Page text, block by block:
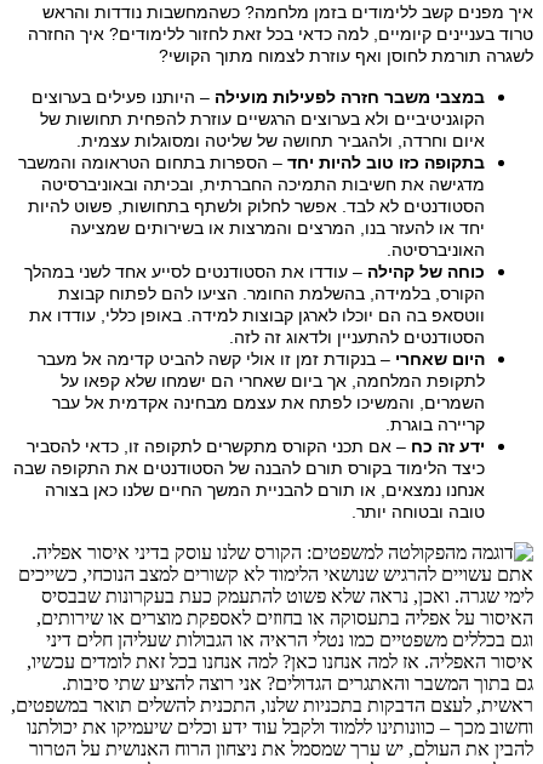
איך מפנים קשב ללימודים בזמן מלחמה? כשהמחשבות נודדות והראש
טרוד בעניינים קיומיים, למה כדאי בכל זאת לחזור ללימודים? איך החזרה
לשגרה תורמת לחוסן ואף עוזרת לצמוח מתוך הקושי?
במצבי משבר חזרה לפעילות מועילה – היותנו פעילים בערוצים
הקוגניטיביים ולא בערוצים הרגשיים עוזרת להפחית תחושות של
איום וחרדה, ולהגביר תחושה של שליטה ומסוגלות עצמית.
בתקופה כזו טוב להיות יחד – הספרות בתחום הטראומה והמשבר
מדגישה את חשיבות התמיכה החברתית, ובכיתה ובאוניברסיטה
הסטודנטים לא לבד. אפשר לחלוק ולשתף בתחושות, פשוט להיות
יחד או להעזר בנו, המרצים והמרצות או בשירותים שמציעה
האוניברסיטה.
כוחה של קהילה – עודדו את הסטודנטים לסייע אחד לשני במהלך
הקורס, בלמידה, בהשלמת החומר. הציעו להם לפתוח קבוצת
ווטסאפ בה הם יוכלו לארגן קבוצות למידה. באופן כללי, עודדו את
הסטודנטים להתעניין ולדאוג זה לזה.
היום שאחרי – בנקודת זמן זו אולי קשה להביט קדימה אל מעבר
לתקופת המלחמה, אך ביום שאחרי הם ישמחו שלא קפאו על
השמרים, והמשיכו לפתח את עצמם מבחינה אקדמית אל עבר
קריירה בוגרת.
ידע זה כח – אם תכני הקורס מתקשרים לתקופה זו, כדאי להסביר
כיצד הלימוד בקורס תורם להבנה של הסטודנטים את התקופה שבה
אנחנו נמצאים, או תורם להבניית המשך החיים שלנו כאן בצורה
טובה ובטוחה יותר.